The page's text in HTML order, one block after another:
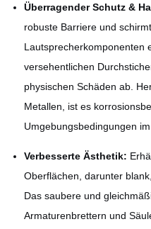
Überragender Schutz &
robuste Barriere und
Lautsprecherkomponenten
versehentlichen
physischen Schäden ab.
Metallen, ist es
Umgebungsbedingungen
Verbesserte Ästhetik:
Oberflächen, darunter
Das saubere und
Armaturenbrettern und